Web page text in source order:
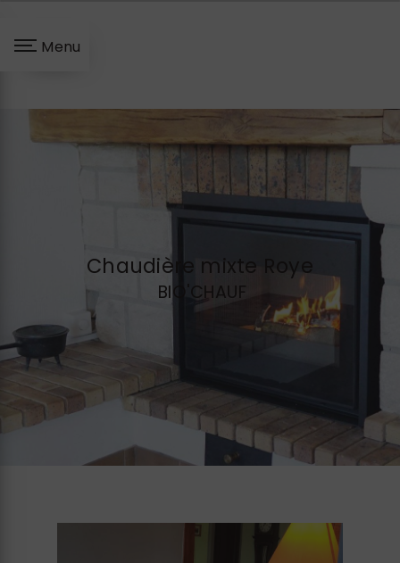
Menu
Chaudière mixte Roye
BIO'CHAUF